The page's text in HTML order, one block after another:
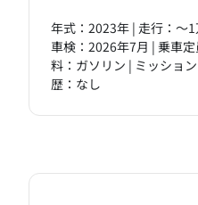
年式：2023年 | 走行：～
車検：2026年7月 | 乗車
料：ガソリン | ミッショ
歴：なし